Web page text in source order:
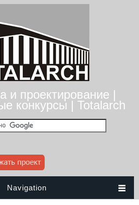
и проектирование |
конкурсы | Totalarch
Navigation